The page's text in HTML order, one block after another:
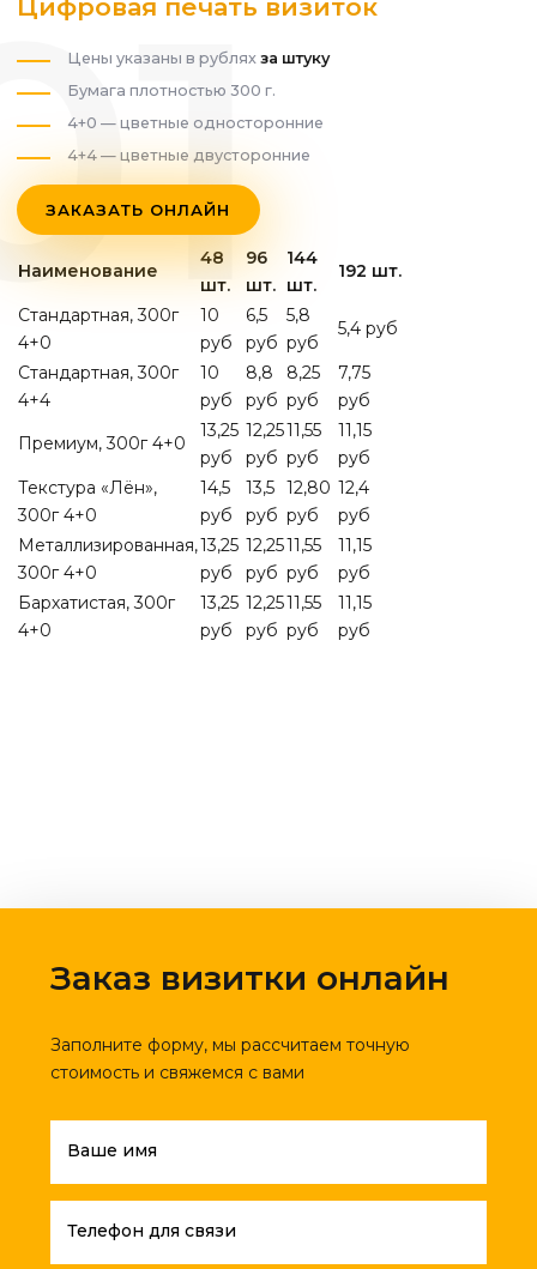
Цифровая печать визиток
Цены указаны в рублях за штуку
Бумага плотностью 300 г.
4+0 — цветные односторонние
4+4 — цветные двусторонние
ЗАКАЗАТЬ ОНЛАЙН
Наименование
48
шт.
96
шт.
144
шт.
192 шт.
Стандартная, 300г
4+0
10
руб
6,5
руб
5,8
руб
5,4 руб
Стандартная, 300г
4+4
10
руб
8,8
руб
8,25
руб
7,75
руб
Премиум, 300г 4+0
13,25
руб
12,25
руб
11,55
руб
11,15
руб
Текстура «Лён»,
300г 4+0
14,5
руб
13,5
руб
12,80
руб
12,4
руб
Металлизированная,
300г 4+0
13,25
руб
12,25
руб
11,55
руб
11,15
руб
Бархатистая, 300г
4+0
13,25
руб
12,25
руб
11,55
руб
11,15
руб
Заказ визитки онлайн
Заполните форму, мы рассчитаем точную
стоимость и свяжемся с вами
Ваше имя
Телефон для связи